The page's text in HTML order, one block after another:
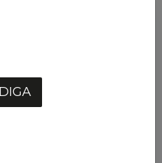
BankID
annan enhet